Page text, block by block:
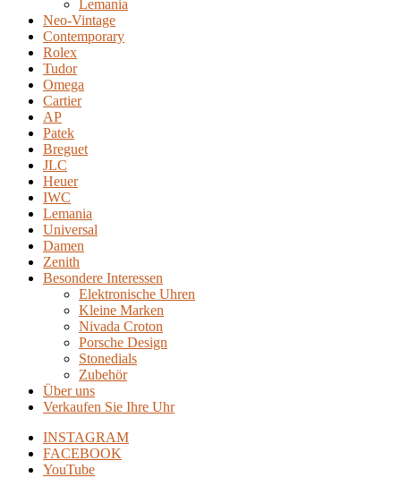
Lemania
Neo-Vintage
Contemporary
Rolex
Tudor
Omega
Cartier
AP
Patek
Breguet
JLC
Heuer
IWC
Lemania
Universal
Damen
Zenith
Besondere Interessen
Elektronische Uhren
Kleine Marken
Nivada Croton
Porsche Design
Stonedials
Zubehör
Über uns
Verkaufen Sie Ihre Uhr
INSTAGRAM
FACEBOOK
YouTube